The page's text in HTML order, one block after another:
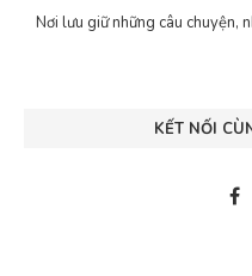
Nơi lưu giữ những câu chuyện,
KẾT NỐI